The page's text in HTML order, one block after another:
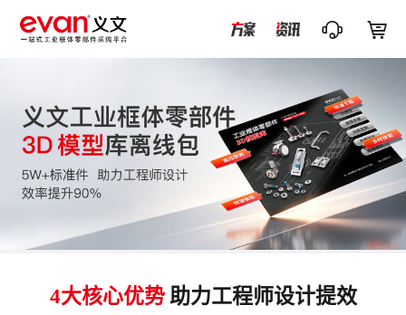
 
4大核心优势 助力工程师设计提效